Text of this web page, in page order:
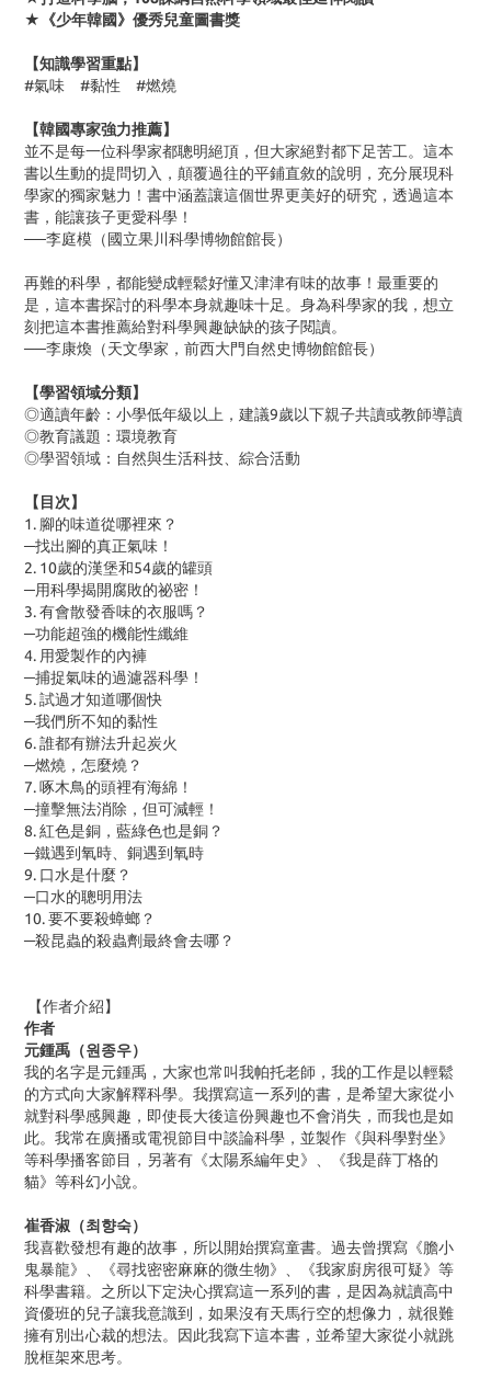
★《少年韓國》優秀兒童圖書獎
【知識學習重點】
#氣味 #黏性 #燃燒
【韓國專家強力推薦】
並不是每一位科學家都聰明絕頂，但大家絕對都下足苦工。這本
書以生動的提問切入，顛覆過往的平鋪直敘的說明，充分展現科
學家的獨家魅力！書中涵蓋讓這個世界更美好的研究，透過這本
書，能讓孩子更愛科學！
──李庭模（國立果川科學博物館館長）
再難的科學，都能變成輕鬆好懂又津津有味的故事！最重要的
是，這本書探討的科學本身就趣味十足。身為科學家的我，想立
刻把這本書推薦給對科學興趣缺缺的孩子閱讀。
──李康煥（天文學家，前西大門自然史博物館館長）
【學習領域分類】
◎適讀年齡：小學低年級以上，建議9歲以下親子共讀或教師導讀
◎教育議題：環境教育
◎學習領域：自然與生活科技、綜合活動
【目次】
1. 腳的味道從哪裡來？
─找出腳的真正氣味！
2. 10歲的漢堡和54歲的罐頭
─用科學揭開腐敗的祕密！
3. 有會散發香味的衣服嗎？
─功能超強的機能性纖維
4. 用愛製作的內褲
─捕捉氣味的過濾器科學！
5. 試過才知道哪個快
─我們所不知的黏性
6. 誰都有辦法升起炭火
─燃燒，怎麼燒？
7. 啄木鳥的頭裡有海綿！
─撞擊無法消除，但可減輕！
8. 紅色是銅，藍綠色也是銅？
─鐵遇到氧時、銅遇到氧時
9. 口水是什麼？
─口水的聰明用法
10. 要不要殺蟑螂？
─殺昆蟲的殺蟲劑最終會去哪？
【作者介紹】
作者
元鍾禹（원종우）
我的名字是元鍾禹，大家也常叫我帕托老師，我的工作是以輕鬆
的方式向大家解釋科學。我撰寫這一系列的書，是希望大家從小
就對科學感興趣，即使長大後這份興趣也不會消失，而我也是如
此。我常在廣播或電視節目中談論科學，並製作《與科學對坐》
等科學播客節目，另著有《太陽系編年史》、《我是薛丁格的
貓》等科幻小說。
崔香淑（최향숙）
我喜歡發想有趣的故事，所以開始撰寫童書。過去曾撰寫《膽小
鬼暴龍》、《尋找密密麻麻的微生物》、《我家廚房很可疑》等
科學書籍。之所以下定決心撰寫這一系列的書，是因為就讀高中
資優班的兒子讓我意識到，如果沒有天馬行空的想像力，就很難
擁有別出心裁的想法。因此我寫下這本書，並希望大家從小就跳
脫框架來思考。